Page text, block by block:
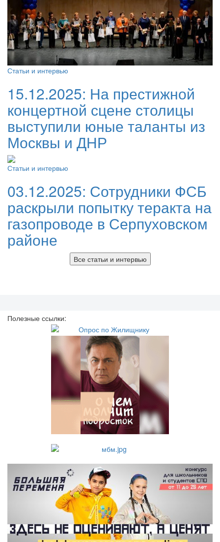
Статьи и интервью
15.12.2025: На престижной
концертной сцене столицы
выступили юные таланты из
Москвы и ДНР
Статьи и интервью
03.12.2025: Сотрудники ФСБ
раскрыли попытку теракта на
газопроводе в Серпуховском
районе
Все статьи и интервью
Полезные ссылки: